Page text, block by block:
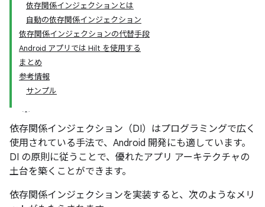
依存関係インジェクションとは
自動の依存関係インジェクション
依存関係インジェクションの代替手段
Android アプリでは Hilt を使用する
まとめ
参考情報
サンプル
依存関係インジェクション（DI）はプログラミングで広く
使用されている手法で、Android 開発にも適しています。
DI の原則に従うことで、優れたアプリ アーキテクチャの
土台を築くことができます。
依存関係インジェクションを実装すると、次のようなメリ